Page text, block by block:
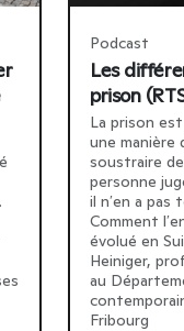
Podcast
Les
prison
La prison est
une manière
soustraire
personne
il nʹen a pas
Comment
évolué en
Heiniger,
au
Fribourg